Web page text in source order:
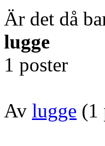
Är det då
lugge
1 poster
Av lugge (1